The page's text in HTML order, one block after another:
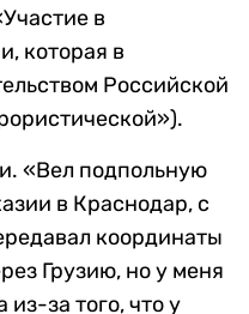
в
которая в
Российской
«Вел подпольную
в Краснодар, с
координаты
Грузию, но у меня
из-за того, что у